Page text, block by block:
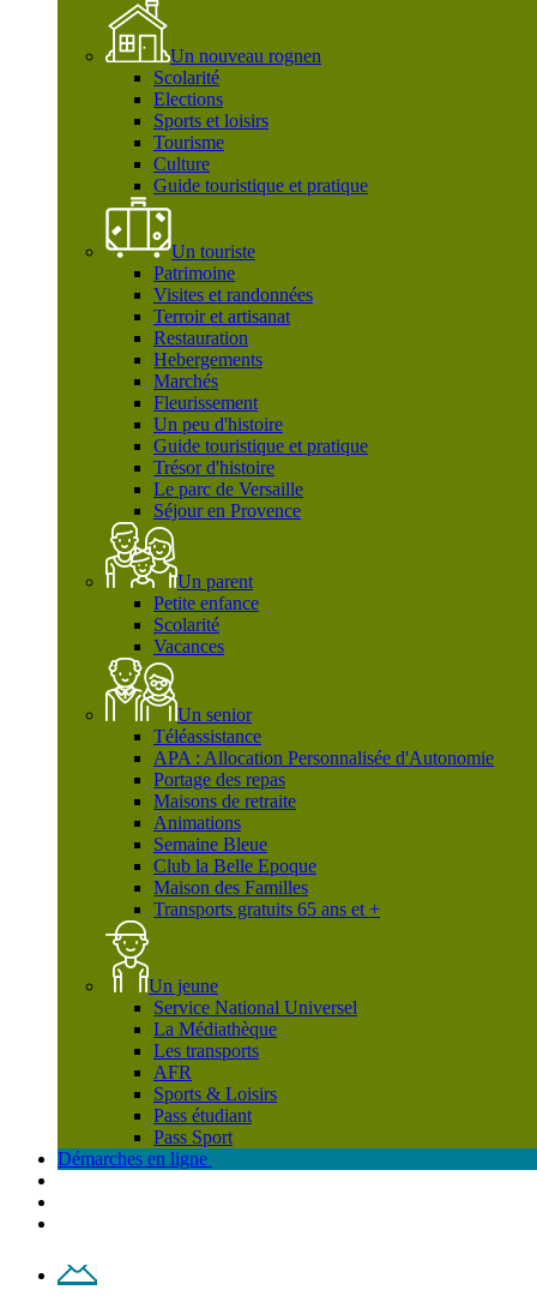
Un nouveau rognen
Scolarité
Elections
Sports et loisirs
Tourisme
Culture
Guide touristique et pratique
Un touriste
Patrimoine
Visites et randonnées
Terroir et artisanat
Restauration
Hebergements
Marchés
Fleurissement
Un peu d'histoire
Guide touristique et pratique
Trésor d'histoire
Le parc de Versaille
Séjour en Provence
Un parent
Petite enfance
Scolarité
Vacances
Un senior
Téléassistance
APA : Allocation Personnalisée d'Autonomie
Portage des repas
Maisons de retraite
Animations
Semaine Bleue
Club la Belle Epoque
Maison des Familles
Transports gratuits 65 ans et +
Un jeune
Service National Universel
La Médiathèque
Les transports
AFR
Sports & Loisirs
Pass étudiant
Pass Sport
Démarches en ligne
Contact